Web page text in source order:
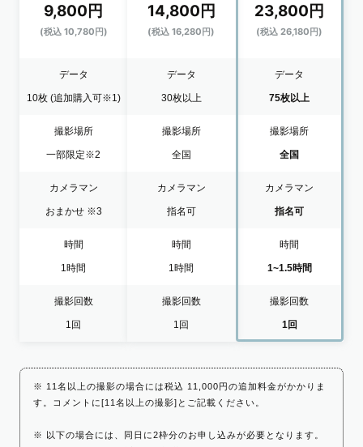
9,800円
(税込 10,780円)
データ
10枚 (追加購入可※1)
撮影場所
一部限定※2
カメラマン
おまかせ ※3
時間
1時間
撮影回数
1回
14,800円
(税込 16,280円)
データ
30枚以上
撮影場所
全国
カメラマン
指名可
時間
1時間
撮影回数
1回
23,800円
(税込 26,180円)
データ
75枚以上
撮影場所
全国
カメラマン
指名可
時間
1~1.5時間
撮影回数
1回
※ 11名以上の撮影の場合には税込 11,000円の追加料金がかかりま
す。コメントに[11名以上の撮影]とご記載ください。
※ 以下の場合には、同日に2枠分のお申し込みが必要となります。